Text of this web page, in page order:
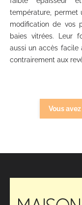
température, permet
modification de vos
baies vitrées. Leur
aussi un accès facile
contrairement aux
Vous